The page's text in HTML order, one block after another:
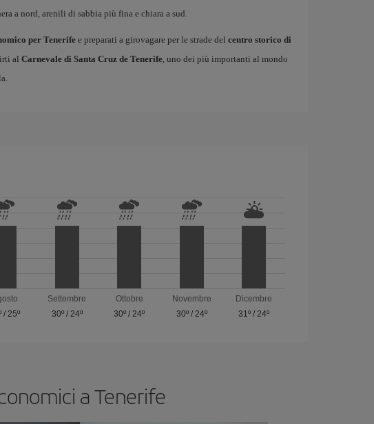
a nord, arenili di sabbia più fina e chiara a sud.
per Tenerifee preparati a girovagare per le strade del centro storico di
al Carnevale di Santa Cruz de Tenerife, uno dei più importanti al mondo
/25º
Settembre
30º/ 24º
Ottobre
30º /24º
Novembre
30º/ 24º
Dicembre
31º /24º
a Tenerife